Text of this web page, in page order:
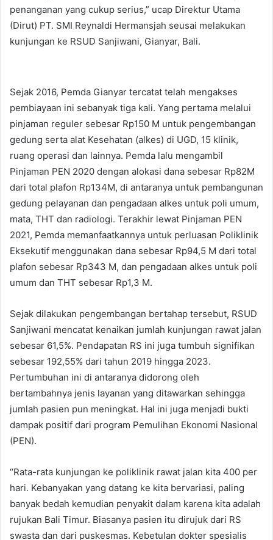
penanganan yang cukup serius,” ucap Direktur Utama
(Dirut) PT. SMI Reynaldi Hermansjah seusai melakukan
kunjungan ke RSUD Sanjiwani, Gianyar, Bali.
Sejak 2016, Pemda Gianyar tercatat telah mengakses
pembiayaan ini sebanyak tiga kali. Yang pertama melalui
pinjaman reguler sebesar Rp150 M untuk pengembangan
gedung serta alat Kesehatan (alkes) di UGD, 15 klinik,
ruang operasi dan lainnya. Pemda lalu mengambil
Pinjaman PEN 2020 dengan alokasi dana sebesar Rp82M
dari total plafon Rp134M, di antaranya untuk pembangunan
gedung pelayanan dan pengadaan alkes untuk poli umum,
mata, THT dan radiologi. Terakhir lewat Pinjaman PEN
2021, Pemda memanfaatkannya untuk perluasan Poliklinik
Eksekutif menggunakan dana sebesar Rp94,5 M dari total
plafon sebesar Rp343 M, dan pengadaan alkes untuk poli
umum dan THT sebesar Rp1,3 M.
Sejak dilakukan pengembangan bertahap tersebut, RSUD
Sanjiwani mencatat kenaikan jumlah kunjungan rawat jalan
sebesar 61,5%. Pendapatan RS ini juga tumbuh signifikan
sebesar 192,55% dari tahun 2019 hingga 2023.
Pertumbuhan ini di antaranya didorong oleh
bertambahnya jenis layanan yang ditawarkan sehingga
jumlah pasien pun meningkat. Hal ini juga menjadi bukti
dampak positif dari program Pemulihan Ekonomi Nasional
(PEN).
“Rata-rata kunjungan ke poliklinik rawat jalan kita 400 per
hari. Kebanyakan yang datang ke kita bervariasi, paling
banyak bedah kemudian penyakit dalam karena kita adalah
rujukan Bali Timur. Biasanya pasien itu dirujuk dari RS
swasta dan dari puskesmas. Kebetulan dokter spesialis